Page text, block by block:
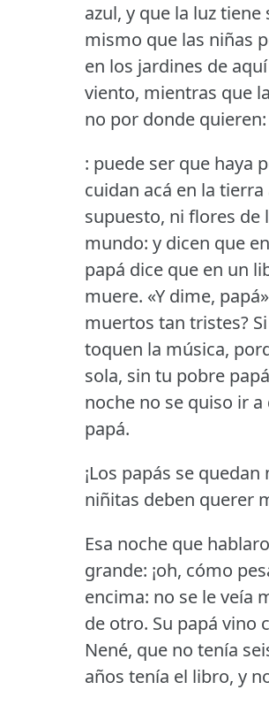
azul, y que la luz
mismo que las niñas
en los jardines de
viento, mientras que
no por donde quieren:
: puede ser que haya
cuidan acá en la tierra
supuesto, ni flores de
mundo: y dicen que
papá dice que en un
muere. «Y dime,
muertos tan tristes?
toquen la música,
sola, sin tu pobre
noche no se quiso ir
papá.
¡Los papás se
niñitas deben querer
Esa noche que
grande: ¡oh, cómo
encima: no se le veía
de otro. Su papá vino
Nené, que no tenía
años tenía el libro, y